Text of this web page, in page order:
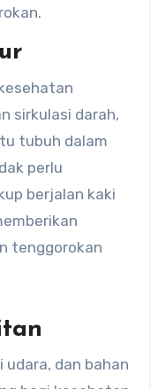
sirkulasi darah,
tubuh dalam
perlu
berjalan kaki
tenggorokan
udara, dan bahan